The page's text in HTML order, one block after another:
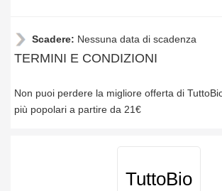
Scadere: Nessuna data di scadenza
TERMINI E CONDIZIONI
Non puoi perdere la migliore offerta di
più popolari a partire da 21€
TuttoBio